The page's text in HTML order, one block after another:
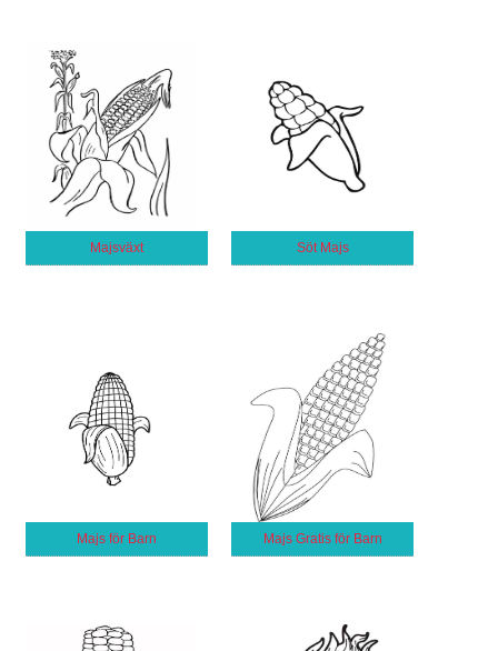
Majsväxt Söt Majs
Majs för Barn Majs Gratis för Barn